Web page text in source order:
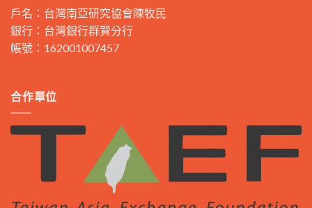
戶名：台灣南亞研究協會陳牧民
銀行：台灣銀行群賢分行
帳號：162001007457
合作單位